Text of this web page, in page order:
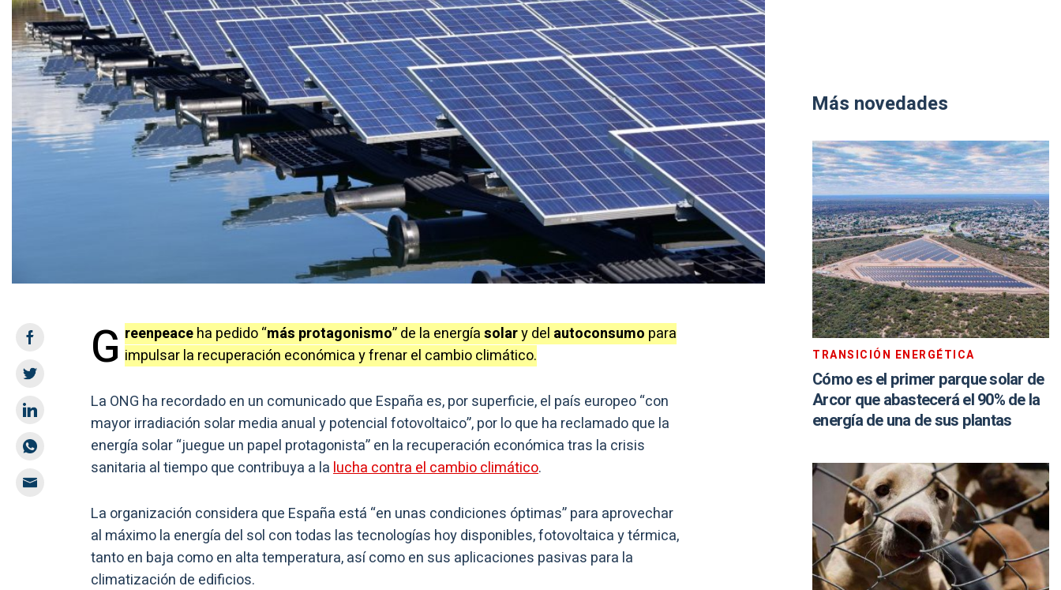
G reenpeaceha pedido “más protagonismo” de la energíasolary del autoconsumo para
impulsar la recuperación económica y frenar el cambio climático.
La ONG ha recordado en un comunicado que España es, por superficie, el país europeo “con
mayor irradiación solar media anual y potencial fotovoltaico”, por lo que ha reclamado que la
energía solar “juegue un papel protagonista” en la recuperación económica tras la crisis
sanitaria al tiempo que contribuya a lalucha contra el cambio climático.
La organización considera que España está “en unas condiciones óptimas” para aprovechar
al máximo la energía del sol con todas las tecnologías hoy disponibles, fotovoltaica y térmica,
tanto en baja como en alta temperatura, así como en sus aplicaciones pasivas para la
climatización de edificios.
Más novedades
TRANSICIÓN ENERGÉTICA
Cómo es el primer parque solar de
Arcor que abastecerá el 90% de la
energía de una de sus plantas